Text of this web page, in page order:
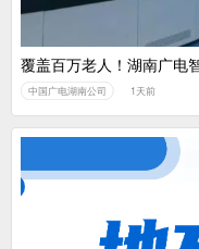
覆盖百万老人！湖南广电
中国广电湖南公司 1天前